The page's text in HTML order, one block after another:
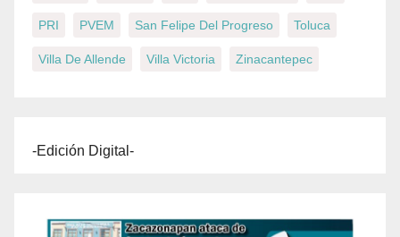
PRI PVEM San Felipe Del Progreso Toluca
Villa De Allende Villa Victoria Zinacantepec
-Edición Digital-